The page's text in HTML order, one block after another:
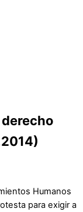
Humanos
para exigir a